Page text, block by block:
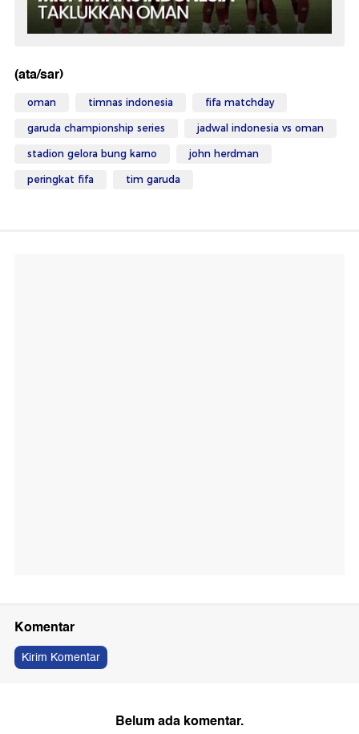
(ata/sar)
oman timnas indonesia fifa matchday
garuda championship series jadwal indonesia vs oman
stadion gelora bung karno john herdman
peringkat fifa tim garuda
Komentar
Kirim Komentar
Belum ada komentar.